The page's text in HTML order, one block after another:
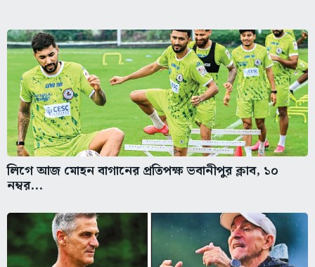
লিগে আজ মোহন বাগানের প্রতিপক্ষ ভবানীপুর ক্লাব, ১০
নম্বর...